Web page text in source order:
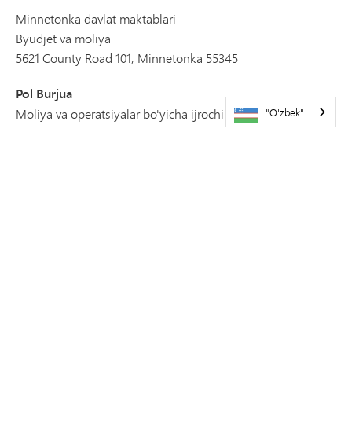
Minnetonka davlat maktablari
Byudjet va moliya
5621 County Road 101, Minnetonka 55345
Pol Burjua
Moliya va operatsiyalar bo'yicha ijrochi direktor
Paul.Bourgeois@minnetonkaschools.org
"O'zbek"